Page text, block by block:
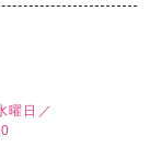
曜日／